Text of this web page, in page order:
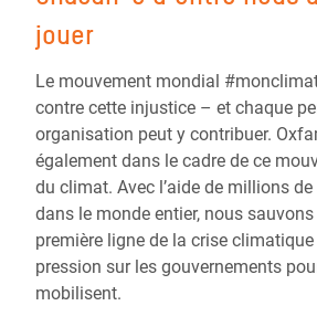
jouer
Le mouvement mondial
contre cette injustice – et chaque
organisation peut y contribuer.
également dans le cadre de ce
du climat. Avec l’aide de millions
dans le monde entier, nous
première ligne de la crise
pression sur les gouvernements
mobilisent.